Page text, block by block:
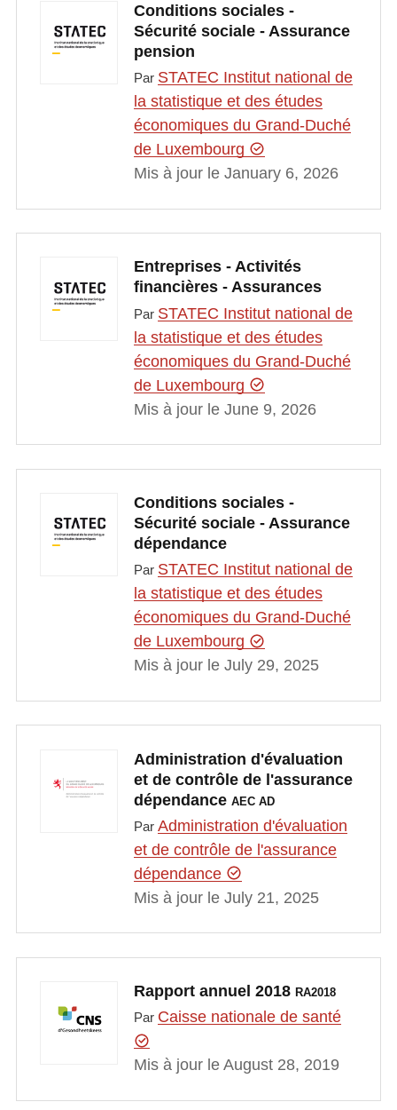
Conditions sociales -
Sécurité sociale - Assurance
pension
Par STATEC Institut national de
la statistique et des études
économiques du Grand-Duché
de Luxembourg
Mis à jour le January 6, 2026
Entreprises - Activités
financières - Assurances
Par STATEC Institut national de
la statistique et des études
économiques du Grand-Duché
de Luxembourg
Mis à jour le June 9, 2026
Conditions sociales -
Sécurité sociale - Assurance
dépendance
Par STATEC Institut national de
la statistique et des études
économiques du Grand-Duché
de Luxembourg
Mis à jour le July 29, 2025
Administration d'évaluation
et de contrôle de l'assurance
dépendance AEC AD
Par Administration d'évaluation
et de contrôle de l'assurance
dépendance
Mis à jour le July 21, 2025
Rapport annuel 2018 RA2018
Par Caisse nationale de santé
Mis à jour le August 28, 2019